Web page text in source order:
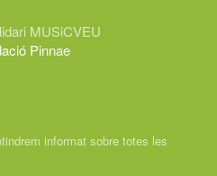
MUSiCVEU
Pinnae
informat sobre totes les